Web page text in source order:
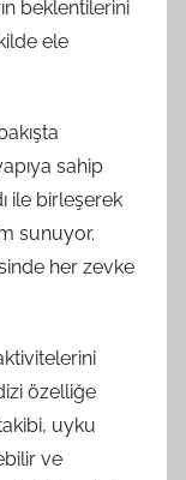
beklentilerini
ele
sahip
ile birleşerek
sunuyor.
her zevke
özelliğe
uyku
ve